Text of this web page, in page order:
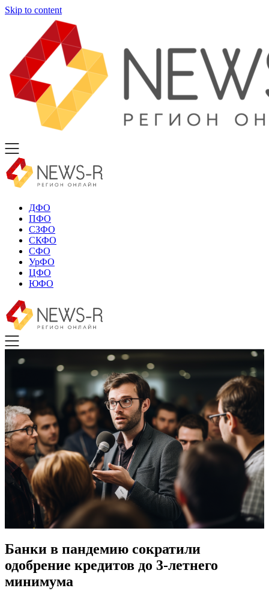
Skip to content
ДФО
ПФО
СЗФО
СКФО
СФО
УрФО
ЦФО
ЮФО
Банки в пандемию сократили
одобрение кредитов до 3-летнего
минимума